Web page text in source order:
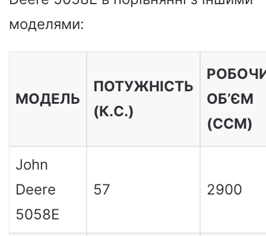
моделями:
МОДЕЛЬ
ПОТУЖНІСТЬ
(К.С.)
ОБ’ЄМ
(CCM)
John
Deere
5058E
57 2900